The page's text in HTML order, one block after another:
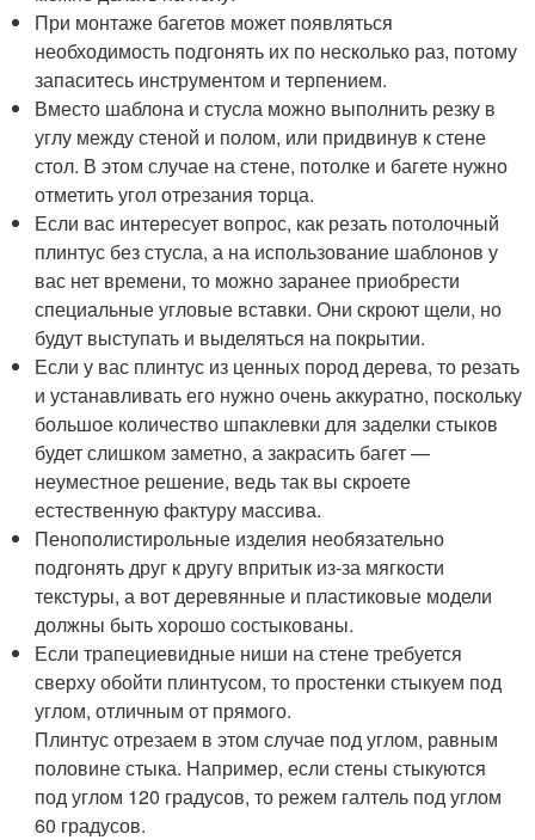
При монтаже багетов может появляться
необходимость подгонять их по несколько раз, потому
запаситесь инструментом и терпением.
Вместо шаблона и стусла можно выполнить резку в
углу между стеной и полом, или придвинув к стене
стол. В этом случае на стене, потолке и багете нужно
отметить угол отрезания торца.
Если вас интересует вопрос, как резать потолочный
плинтус без стусла, а на использование шаблонов у
вас нет времени, то можно заранее приобрести
специальные угловые вставки. Они скроют щели, но
будут выступать и выделяться на покрытии.
Если у вас плинтус из ценных пород дерева, то резать
и устанавливать его нужно очень аккуратно, поскольку
большое количество шпаклевки для заделки стыков
будет слишком заметно, а закрасить багет —
неуместное решение, ведь так вы скроете
естественную фактуру массива.
Пенополистирольные изделия необязательно
подгонять друг к другу впритык из-за мягкости
текстуры, а вот деревянные и пластиковые модели
должны быть хорошо состыкованы.
Если трапециевидные ниши на стене требуется
сверху обойти плинтусом, то простенки стыкуем под
углом, отличным от прямого.
Плинтус отрезаем в этом случае под углом, равным
половине стыка. Например, если стены стыкуются
под углом 120 градусов, то режем галтель под углом
60 градусов.